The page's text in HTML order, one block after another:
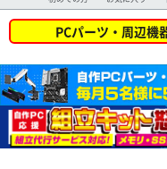
PCパーツ・周辺機